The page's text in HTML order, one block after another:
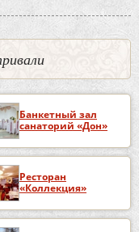
Банкетный зал
санаторий «Дон»
Ресторан
«Коллекция»